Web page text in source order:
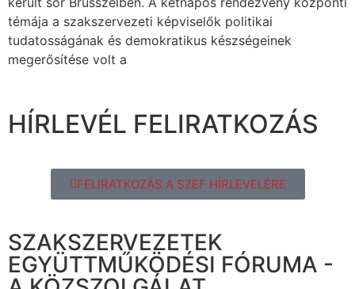
témája a szakszervezeti képviselők politikai
tudatosságának és demokratikus készségeinek
megerősítése volt a
HÍRLEVÉL FELIRATKOZÁS
FELIRATKOZÁS A SZEF HÍRLEVELÉRE
SZAKSZERVEZETEK
EGYÜTTMŰKÖDÉSI FÓRUMA -